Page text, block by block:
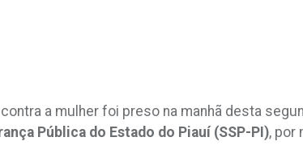
a mulher foi preso na manhã desta
Pública do Estado do Piauí (SSP-PI), por